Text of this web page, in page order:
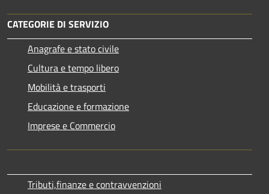
CATEGORIE DI SERVIZIO
Anagrafe e stato civile
Cultura e tempo libero
Mobilità e trasporti
Educazione e formazione
Imprese e Commercio
Tributi,finanze e contravvenzioni